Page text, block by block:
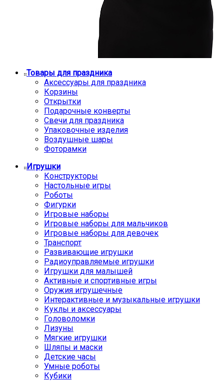
Товары для праздника
Аксессуары для праздника
Корзины
Открытки
Подарочные конверты
Свечи для праздника
Упаковочные изделия
Воздушные шары
Фоторамки
Игрушки
Конструкторы
Настольные игры
Роботы
Фигурки
Игровые наборы
Игровые наборы для мальчиков
Игровые наборы для девочек
Транспорт
Развивающие игрушки
Радиоуправляемые игрушки
Игрушки для малышей
Активные и спортивные игры
Оружия игрушечные
Интерактивные и музыкальные игрушки
Куклы и аксессуары
Головоломки
Лизуны
Мягкие игрушки
Шляпы и маски
Детские часы
Умные роботы
Кубики